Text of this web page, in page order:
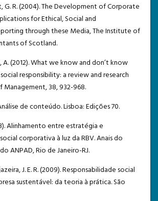
G. R. (2004). The Development of Corporate
for Ethical, Social and
through these Media, The Institute of
of Scotland.
A. (2012). What we know and don’t know
responsibility: a review and research
Management, 38, 932-968.
de conteúdo. Lisboa: Edições 70.
Alinhamento entre estratégia e
corporativa à luz da RBV. Anais do
ANPAD, Rio de Janeiro-RJ.
J. E. R. (2009). Responsabilidade social
sustentável: da teoria à prática. São